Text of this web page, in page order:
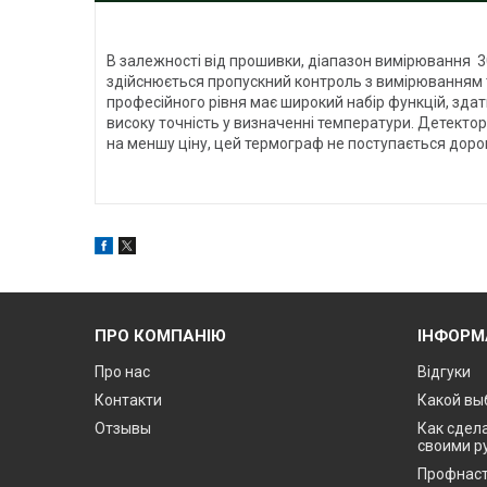
В залежності від прошивки, діапазон вимірювання
здійснюється пропускний контроль з
професійного рівня має широкий набір функцій,
високу точність у визначенні температури.
на меншу ціну, цей термограф не поступається
ПРО КОМПАНІЮ
Про нас
Контакти
Отзывы
Відгуки
Какой
Как
своими